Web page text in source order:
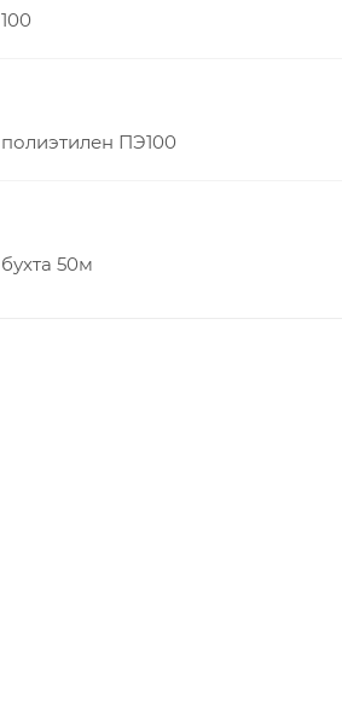
100
полиэтилен ПЭ100
бухта 50м